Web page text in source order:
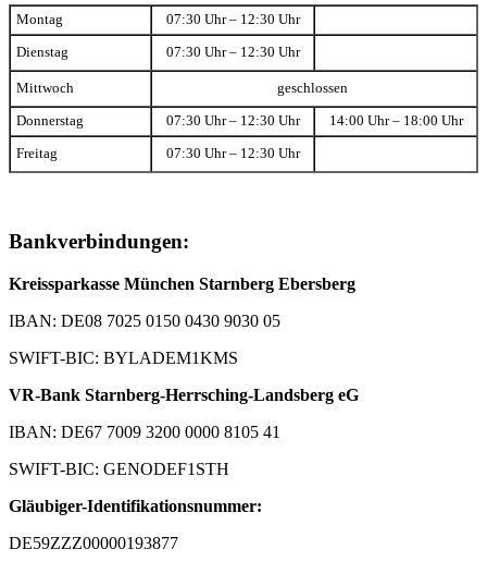
Montag 07:30 Uhr – 12:30 Uhr
Dienstag 07:30 Uhr – 12:30 Uhr
Mittwoch geschlossen
Donnerstag 07:30 Uhr – 12:30 Uhr 14:00 Uhr – 18:00 Uhr
Freitag 07:30 Uhr – 12:30 Uhr
Bankverbindungen:
Kreissparkasse München Starnberg Ebersberg
IBAN: DE08 7025 0150 0430 9030 05
SWIFT-BIC: BYLADEM1KMS
VR-Bank Starnberg-Herrsching-Landsberg eG
IBAN: DE67 7009 3200 0000 8105 41
SWIFT-BIC: GENODEF1STH
Gläubiger-Identifikationsnummer:
DE59ZZZ00000193877